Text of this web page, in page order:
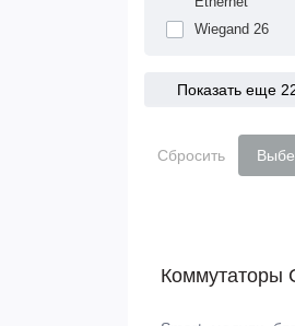
Wiegand 26
Показать еще
Сбросить
Коммутаторы